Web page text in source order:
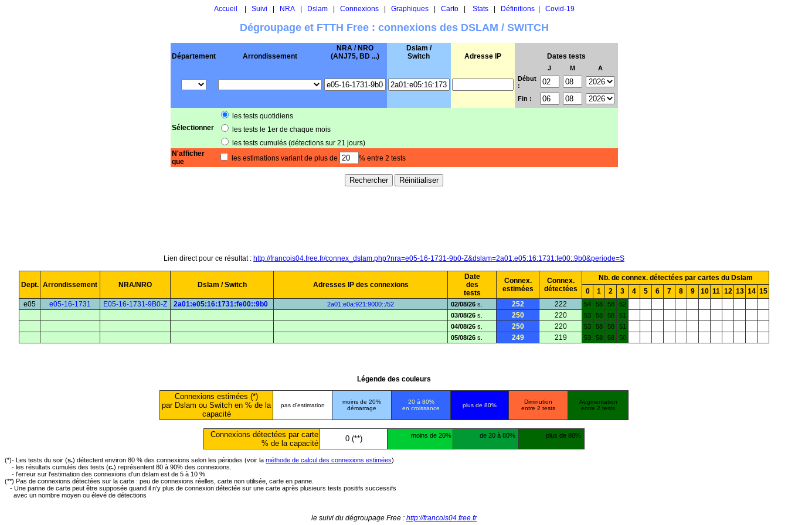
Accueil Suivi NRA| Dslam| Connexions| Graphiques| Carto| Stats| Définitions| Covid-19
Dégroupage et FTTH Free : connexions des DSLAM / SWITCH
Département Arrondissement
NRA / NRO
(ANJ75, BD ...)
Dslam /
Switch
Adresse IP Dates tests
J M
A
Début
:
Fin :
Sélectionner
les tests quotidiens
les tests le 1er de chaque mois
les tests cumulés (détections sur 21 jours)
N'afficher
que
les estimations variant de plus de % entre 2 tests
Lien direct pour ce résultat : http://francois04.free.fr/connex_dslam.php?nra=e05-16-1731-9b0-Z&dslam=2a01:e05:16:1731:fe00::9b0&periode=S
Dept. Arrondissement NRA/NRO Dslam / Switch Adresses IP des connexions
Date
des
tests
Connex.
estimées
Connex.
détectées
Nb. de connex. détectées par cartes du Dslam
0
1 2 3 4 5 6 7 8 9 10 11 12 13 14 15
e05
e05-16-1731 E05-16-1731-9B0-Z 2a01:e05:16:1731:fe00::9b0 2a01:e0a:921:9000::/52 02/08/26 s. 252 222 54 58 58
52
03/08/26 s. 250 220 53 58 58
51
04/08/26 s. 250 220 53 58 58
51
05/08/26 s. 249 219 53 58 58 50
Légende des couleurs
Connexions estimées (*)
par Dslam ou Switch en % de la
capacité
pas d'estimation
moins de 20%
démarrage
20 à 80%
en croissance
plus de 80%
Diminution
entre 2 tests
Augmentation
entre 2 tests
Connexions détectées par carte
% de la capacité
0 (**) moins de 20% de 20 à 80% plus de 80%
(*)- Les tests du soir (s.) détectent environ 80 % des connexions selon les périodes (voir la méthode de calcul des connexions estimées)
- les résultats cumulés des tests (c.) représentent 80 à 90% des connexions.
- l'erreur sur l'estimation des connexions d'un dslam est de 5 à 10 %
(**) Pas de connexions détectées sur la carte : peu de connexions réelles, carte non utilisée, carte en panne.
- Une panne de carte peut être supposée quand il n'y plus de connexion détectée sur une carte après plusieurs tests positifs successifs
avec un nombre moyen ou élevé de détections
le suivi du dégroupage Free : http://francois04.free.fr